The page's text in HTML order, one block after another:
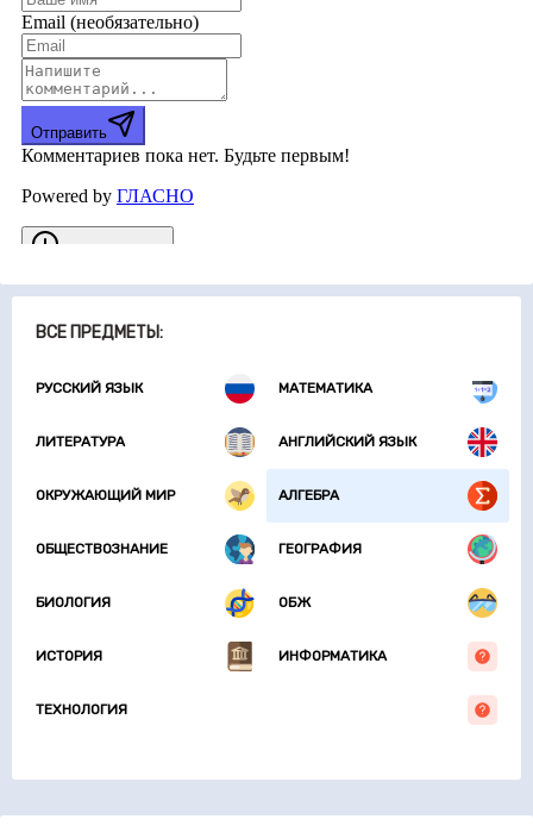
ВСЕ ПРЕДМЕТЫ:
РУССКИЙ ЯЗЫК МАТЕМАТИКА
ЛИТЕРАТУРА АНГЛИЙСКИЙ ЯЗЫК
ОКРУЖАЮЩИЙ МИР АЛГЕБРА
ОБЩЕСТВОЗНАНИЕ ГЕОГРАФИЯ
БИОЛОГИЯ ОБЖ
ИСТОРИЯ ИНФОРМАТИКА
ТЕХНОЛОГИЯ